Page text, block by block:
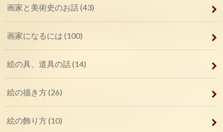
画家と美術史のお話(43)
画家になるには (100)
絵の具、道具の話(14)
絵の描き方(26)
絵の飾り方(10)